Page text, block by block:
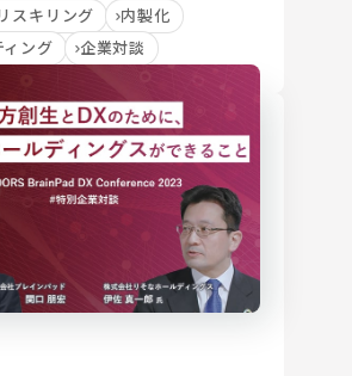
スキリング
内製化
ィング
企業対談